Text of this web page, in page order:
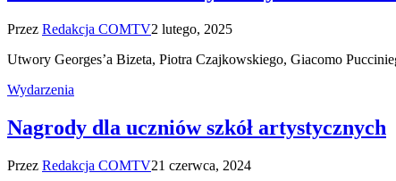
Przez Redakcja COMTV2 lutego, 2025
Utwory Georges’a Bizeta, Piotra Czajkowskiego, Giacomo
Wydarzenia
Nagrody dla uczniów szkół artystycznych
Przez Redakcja COMTV21 czerwca, 2024